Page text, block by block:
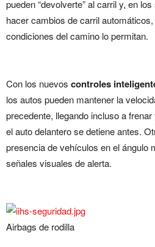
pueden “devolverte” al carril y, en
hacer cambios de carril
condiciones del camino lo permitan.
Con los nuevos controles
los autos pueden mantener la
precedente, llegando incluso a
el auto delantero se detiene antes.
presencia de vehículos en el ángulo
señales visuales de alerta.
Airbags de rodilla